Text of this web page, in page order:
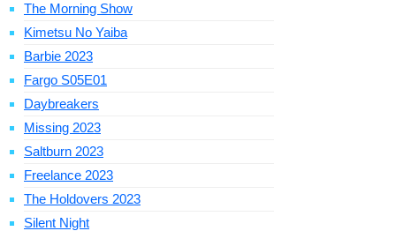
The Morning Show
Kimetsu No Yaiba
Barbie 2023
Fargo S05E01
Daybreakers
Missing 2023
Saltburn 2023
Freelance 2023
The Holdovers 2023
Silent Night